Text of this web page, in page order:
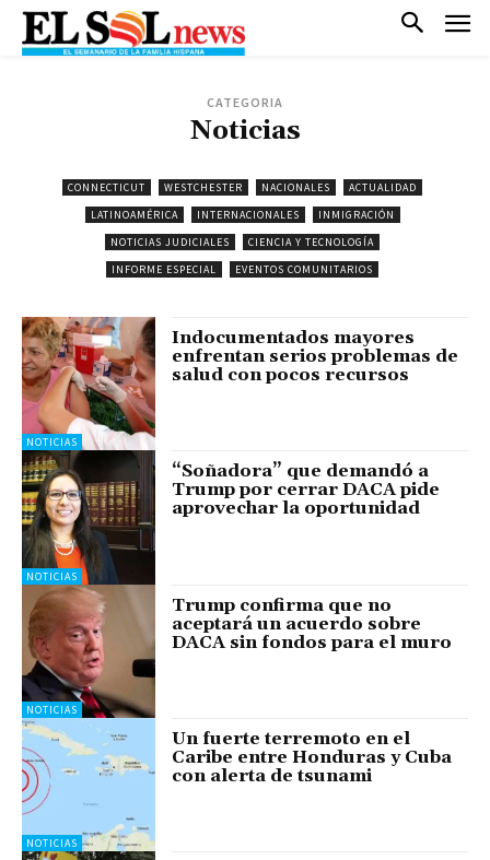
CATEGORIA
Noticias
CONNECTICUT WESTCHESTER NACIONALES
ACTUALIDAD
LATINOAMÉRICA
INTERNACIONALES
INMIGRACIÓN
NOTICIAS JUDICIALES
CIENCIA Y TECNOLOGÍA
INFORME ESPECIAL
EVENTOS COMUNITARIOS
NOTICIAS
Indocumentados mayores
enfrentan serios problemas de
salud con pocos recursos
NOTICIAS
“Soñadora” que demandó a
Trump por cerrar DACA pide
aprovechar la oportunidad
NOTICIAS
Trump confirma que no
aceptará un acuerdo sobre
DACA sin fondos para el muro
NOTICIAS
Un fuerte terremoto en el
Caribe entre Honduras y Cuba
con alerta de tsunami